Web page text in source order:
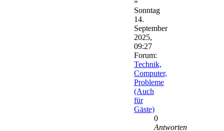
Sonntag
14.
September
2025,
09:27
Forum:
Technik,
Computer,
Probleme
(Auch
für
Gäste)
0
Antworten